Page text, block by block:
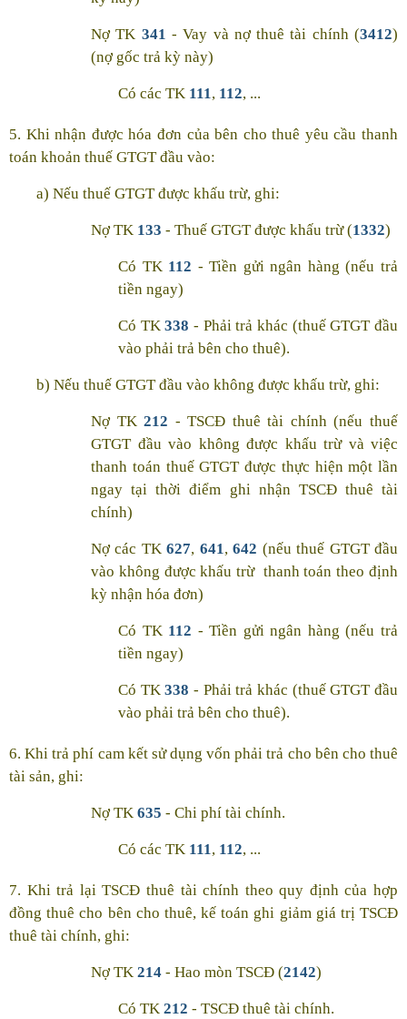
Nợ TK 341 - Vay và nợ thuê tài chính (3412)
(nợ gốc trả kỳ này)
Có các TK 111, 112, ...
5. Khi nhận được hóa đơn của bên cho thuê yêu cầu thanh
toán khoản thuế GTGT đầu vào:
a) Nếu thuế GTGT được khấu trừ, ghi:
Nợ TK 133 - Thuế GTGT được khấu trừ (1332)
Có TK 112 - Tiền gửi ngân hàng (nếu trả
tiền ngay)
Có TK338 - Phải trả khác (thuế GTGT đầu
vào phải trả bên cho thuê).
b) Nếu thuế GTGT đầu vào không được khấu trừ, ghi:
Nợ TK212 - TSCĐ thuê tài chính (nếu thuế
GTGT đầu vào không được khấu trừ và việc
thanh toán thuế GTGT được thực hiện một lần
ngay tại thời điểm ghi nhận TSCĐ thuê tài
chính)
Nợ các TK627, 641,642 (nếu thuế GTGT đầu
vào không được khấu trừ thanh toán theo định
kỳ nhận hóa đơn)
Có TK 112 - Tiền gửi ngân hàng (nếu trả
tiền ngay)
Có TK338 - Phải trả khác (thuế GTGT đầu
vào phải trả bên cho thuê).
6. Khi trả phí cam kết sử dụng vốn phải trả cho bên cho thuê
tài sản, ghi:
Nợ TK 635 - Chi phí tài chính.
Có các TK 111, 112, ...
7. Khi trả lại TSCĐ thuê tài chính theo quy định của hợp
đồng thuê cho bên cho thuê, kế toán ghi giảm giá trị TSCĐ
thuê tài chính, ghi:
Nợ TK 214 - Hao mòn TSCĐ (2142)
Có TK 212 - TSCĐ thuê tài chính.